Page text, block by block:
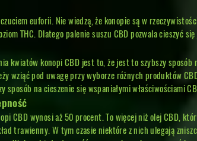
euforii. Nie wiedzą, że konopie są w
THC. Dlatego palenie suszu CBD pozwala
kwiatów konopi CBD jest to, że jest to szybszy
wziąć pod uwagę przy wyborze różnych produktów
sposób na cieszenie się wspaniałymi właściwościami
CBD wynosi aż 50 procent. To więcej niż olej CBD,
trawienny. W tym czasie niektóre z nich ulegają